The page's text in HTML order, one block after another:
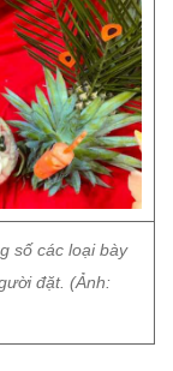
số các loại bày
đặt. (Ảnh: